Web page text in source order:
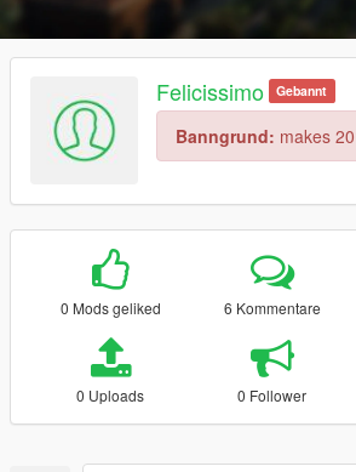
Felicissimo Gebannt
Banngrund: makes
0 Mods geliked 6 Kommentare
0 Uploads 0 Follower